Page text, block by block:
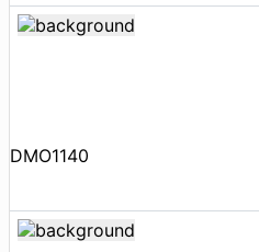
DMO1140